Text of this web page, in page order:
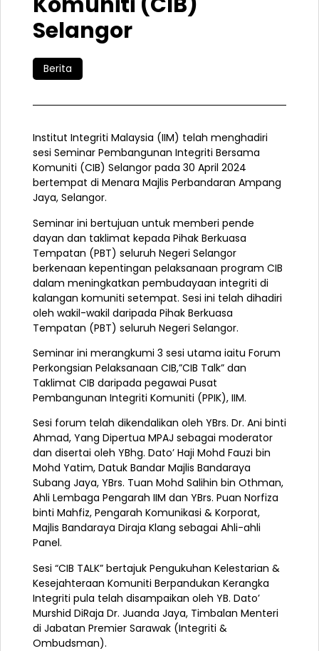
Selangor
Berita
Institut Integriti Malaysia (IIM) telah menghadiri
sesi Seminar Pembangunan Integriti Bersama
Komuniti (CIB) Selangor pada 30 April 2024
bertempat di Menara Majlis Perbandaran Ampang
Jaya, Selangor.
Seminar ini bertujuan untuk memberi pende
dayan dan taklimat kepada Pihak Berkuasa
Tempatan (PBT) seluruh Negeri Selangor
berkenaan kepentingan pelaksanaan program CIB
dalam meningkatkan pembudayaan integriti di
kalangan komuniti setempat. Sesi ini telah dihadiri
oleh wakil-wakil daripada Pihak Berkuasa
Tempatan (PBT) seluruh Negeri Selangor.
Seminar ini merangkumi 3 sesi utama iaitu Forum
Perkongsian Pelaksanaan CIB,”CIB Talk” dan
Taklimat CIB daripada pegawai Pusat
Pembangunan Integriti Komuniti (PPIK), IIM.
Sesi forum telah dikendalikan oleh YBrs. Dr. Ani binti
Ahmad, Yang Dipertua MPAJ sebagai moderator
dan disertai oleh YBhg. Dato’ Haji Mohd Fauzi bin
Mohd Yatim, Datuk Bandar Majlis Bandaraya
Subang Jaya, YBrs. Tuan Mohd Salihin bin Othman,
Ahli Lembaga Pengarah IIM dan YBrs. Puan Norfiza
binti Mahfiz, Pengarah Komunikasi & Korporat,
Majlis Bandaraya Diraja Klang sebagai Ahli-ahli
Panel.
Sesi “CIB TALK” bertajuk Pengukuhan Kelestarian &
Kesejahteraan Komuniti Berpandukan Kerangka
Integriti pula telah disampaikan oleh YB. Dato’
Murshid DiRaja Dr. Juanda Jaya, Timbalan Menteri
di Jabatan Premier Sarawak (Integriti &
Ombudsman).